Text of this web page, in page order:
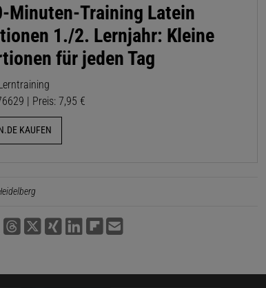
Minuten-Training Latein
1./2. Lernjahr: Kleine
für jeden Tag
| Preis: 7,95 €
KAUFEN